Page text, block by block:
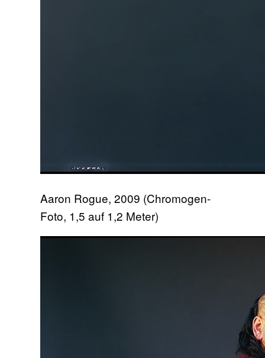
Aaron Rogue, 2009 (Chromogen-
Foto, 1,5 auf 1,2 Meter)